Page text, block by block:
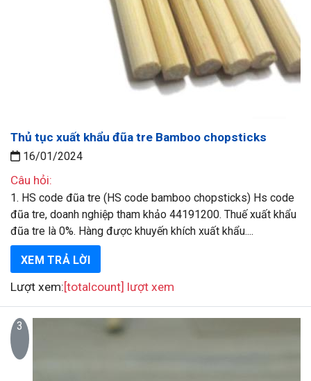
Thủ tục xuất khẩu đũa tre Bamboo chopsticks
16/01/2024
Câu hỏi:
1. HS code đũa tre (HS code bamboo chopsticks) Hs code
đũa tre, doanh nghiệp tham khảo 44191200. Thuế xuất khẩu
đũa tre là 0%. Hàng được khuyến khích xuất khẩu....
XEM TRẢ LỜI
Lượt xem: [totalcount] lượt xem
3